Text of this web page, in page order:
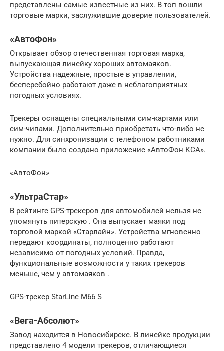
представлены самые известные из них. В топ вошли
торговые марки, заслужившие доверие пользователей.
«АвтоФон»
Открывает обзор отечественная торговая марка,
выпускающая линейку хороших автомаяков.
Устройства надежные, простые в управлении,
бесперебойно работают даже в неблагоприятных
погодных условиях.
Трекеры оснащены специальными сим-картами или
сим-чипами. Дополнительно приобретать что-либо не
нужно. Для синхронизации с телефоном работниками
компании было создано приложение «АвтоФон КСА».
«АвтоФон»
«УльтраСтар»
В рейтинге GPS-трекеров для автомобилей нельзя не
упомянуть питерскую . Она выпускает маяки под
торговой маркой «Старлайн». Устройства мгновенно
передают координаты, полноценно работают
независимо от погодных условий. Правда,
функциональные возможности у таких трекеров
меньше, чем у автомаяков .
GPS-трекер StarLine М66 S
«Вега-Абсолют»
Завод находится в Новосибирске. В линейке продукции
представлено 4 модели трекеров, отличающиеся